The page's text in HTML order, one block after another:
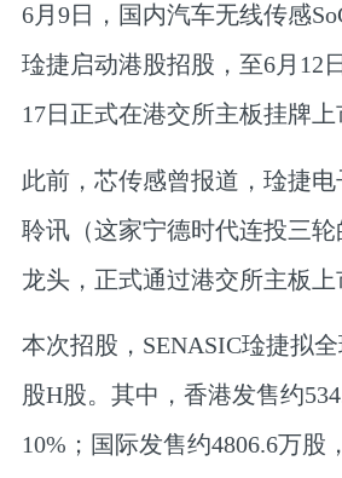
6月9日，国内汽车无线传感
琻捷启动港股招股，至6月12
17日正式在港交所主板挂牌上
此前，芯传感曾报道，琻捷
聆讯（这家宁德时代连投三轮
龙头，正式通过港交所主板上
本次招股， SENASIC琻捷拟
股H股。其中，香港发售约
10%；国际发售约4806.6万股